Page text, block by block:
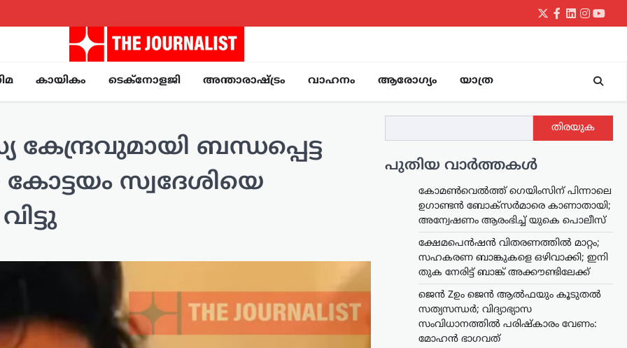
Twitter
Facebook
LinkedIn
കായികം ടെക്നോളജി അന്താരാഷ്ട്രം വാഹനം ആരോഗ്യം യാത്ര
ബന്ധപ്പെട്ട
സ്വദേശിയെ
തിരയുക
പുതിയ വാർത്തകൾ
കോമൺവെൽത്ത് ഗെയിംസിന് പിന്നാലെ
ഉഗാണ്ടൻ ബോക്സർമാരെ കാണാതായി;
അന്വേഷണം ആരംഭിച്ച് യുകെ പൊലീസ്
ക്ഷേമപെൻഷൻ വിതരണത്തിൽ മാറ്റം;
സഹകരണ ബാങ്കുകളെ ഒഴിവാക്കി; ഇനി
തുക നേരിട്ട് ബാങ്ക് അക്കൗണ്ടിലേക്ക്
ജെൻ Zഉം ജെൻ ആൽഫയും കൂടുതൽ
സത്യസന്ധർ; വിദ്യാഭ്യാസ
സംവിധാനത്തിൽ പരിഷ്കാരം വേണം:
മോഹൻ ഭാഗവത്